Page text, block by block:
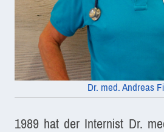
Dr. med. Andreas
1989 hat der Internist Dr.